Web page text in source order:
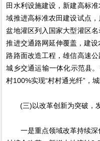
田水利设施建设，新建高标
域推进高标准农田建设试点
盆地灌区列入国家大型灌区
推进交通路网延伸覆盖，建
路路面改造工程，雄信高速
城乡交通运输一体化示范县
村100%实现“村村通光纤”，
(三)以改革创新为突破，
一是重点领域改革持续深